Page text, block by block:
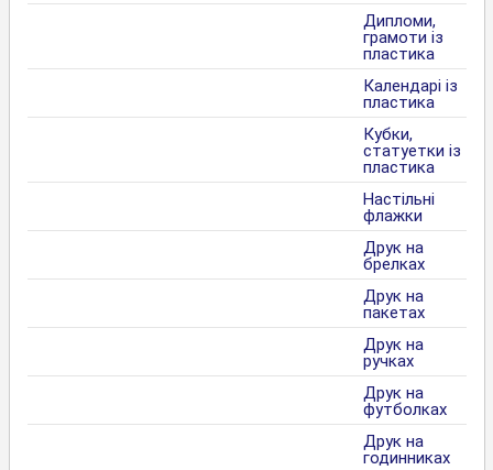
Дипломи,
грамоти із
пластика
Календарі із
пластика
Кубки,
статуетки із
пластика
Настільні
флажки
Друк на
брелках
Друк на
пакетах
Друк на
ручках
Друк на
футболках
Друк на
годинниках